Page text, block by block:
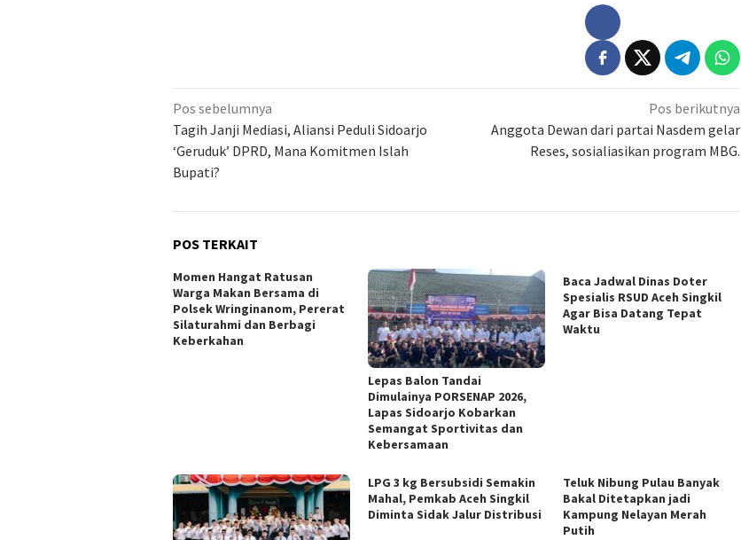
Navigasi
pos
Pos sebelumnya
Tagih Janji Mediasi, Aliansi Peduli Sidoarjo
‘Geruduk’ DPRD, Mana Komitmen Islah
Bupati?
Pos berikutnya
Anggota Dewan dari partai Nasdem gelar
Reses, sosialiasikan program MBG.
POS TERKAIT
Momen Hangat Ratusan
Warga Makan Bersama di
Polsek Wringinanom, Pererat
Silaturahmi dan Berbagi
Keberkahan
Lepas Balon Tandai
Dimulainya PORSENAP 2026,
Lapas Sidoarjo Kobarkan
Semangat Sportivitas dan
Kebersamaan
Baca Jadwal Dinas Doter
Spesialis RSUD Aceh Singkil
Agar Bisa Datang Tepat
Waktu
LPG 3 kg Bersubsidi Semakin
Mahal, Pemkab Aceh Singkil
Diminta Sidak Jalur Distribusi
Teluk Nibung Pulau Banyak
Bakal Ditetapkan jadi
Kampung Nelayan Merah
Putih